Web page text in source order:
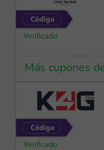
Más cupones